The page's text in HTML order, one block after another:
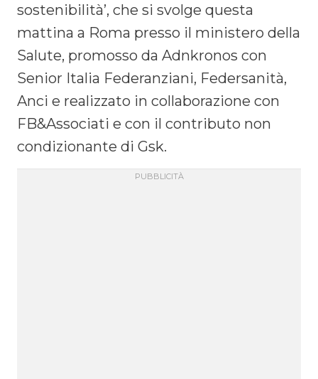
sostenibilità’, che si svolge questa
mattina a Roma presso il ministero della
Salute, promosso da Adnkronos con
Senior Italia Federanziani, Federsanità,
Anci e realizzato in collaborazione con
FB&Associati e con il contributo non
condizionante di Gsk.